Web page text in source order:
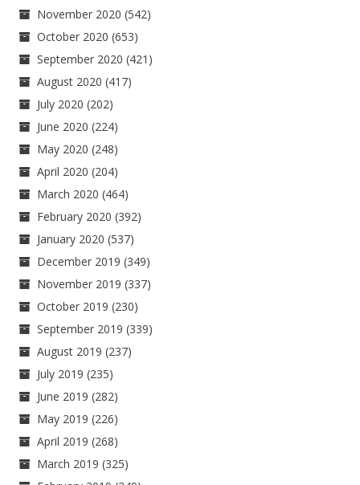
November 2020 (542)
October 2020 (653)
September 2020 (421)
August 2020 (417)
July 2020 (202)
June 2020 (224)
May 2020 (248)
April 2020 (204)
March 2020 (464)
February 2020 (392)
January 2020 (537)
December 2019 (349)
November 2019 (337)
October 2019 (230)
September 2019 (339)
August 2019 (237)
July 2019 (235)
June 2019 (282)
May 2019 (226)
April 2019 (268)
March 2019 (325)